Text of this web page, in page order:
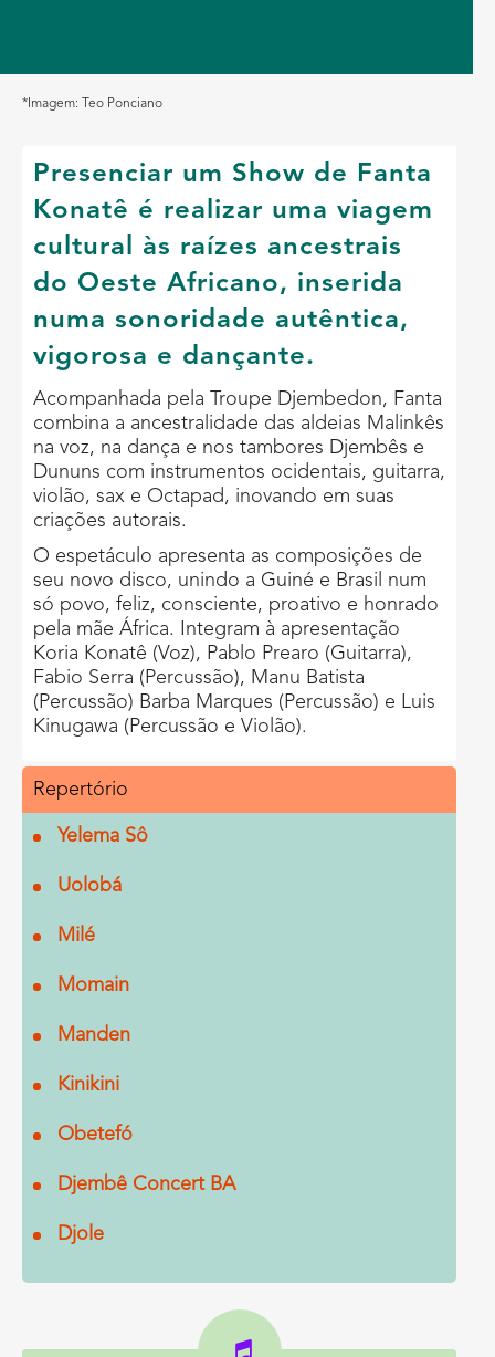
*Imagem: Teo Ponciano
Presenciar um Show de Fanta
Konatê é realizar uma viagem
cultural às raízes ancestrais
do Oeste Africano, inserida
numa sonoridade autêntica,
vigorosa e dançante.
Acompanhada pela Troupe Djembedon, Fanta
combina a ancestralidade das aldeias Malinkês
na voz, na dança e nos tambores Djembês e
Dununs com instrumentos ocidentais, guitarra,
violão, sax e Octapad, inovando em suas
criações autorais.
O espetáculo apresenta as composições de
seu novo disco, unindo a Guiné e Brasil num
só povo, feliz, consciente, proativo e honrado
pela mãe África. Integram à apresentação
Koria Konatê (Voz), Pablo Prearo (Guitarra),
Fabio Serra (Percussão), Manu Batista
(Percussão) Barba Marques (Percussão) e Luis
Kinugawa (Percussão e Violão).
Repertório
Yelema Sô
Uolobá
Milé
Momain
Manden
Kinikini
Obetefó
Djembê Concert BA
Djole